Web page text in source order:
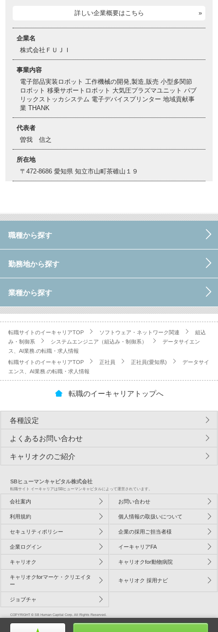
詳しい企業概要はこちら
企業名
株式会社ＦＵＪＩ
事業内容
電子部品実装ロボット 工作機械の開発,製造,販売 小型多関節
ロボット 移乗サポートロボット 大気圧プラズマユニット パブ
リックストッカシステム 電子デバイスプリンター 地域貢献事
業 THANK
代表者
曽我 信之
所在地
〒472-8686 愛知県 知立市山町茶碓山１９
職種から探す
勤務地から探す
業種から探す
転職サイトのイーキャリアTOP ソフトウェア・ネットワーク関連
組込
み・制御系
システムエンジニア（組込み・制御系）
データサイエン
ス、AI業務.の転職・求人情報
転職サイトのイーキャリアTOP
正社員 正社員(愛知県)
データサイ
エンス、AI業務.の転職・求人情報
転職のイーキャリアトップへ
各種設定
よくあるお問い合わせ
キャリオクのご紹介
SBヒューマンキャピタル株式会社
転職サイト イーキャリアはSBヒューマンキャピタルによって運営されています。
会社案内 お問い合わせ
利用規約 個人情報の取扱いについて
セキュリティポリシー 企業の採用ご担当者様
企業ログイン イーキャリアFA
キャリオク キャリオクfor動物病院
キャリオクforマーケ・クリエイタ
ー
キャリオク 採用ナビ
ジョブチャ
COPYRIGHT © SB Human Capital Corp. All Rights Reserved.